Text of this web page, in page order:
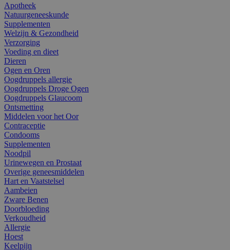
Apotheek
Natuurgeneeskunde
Supplementen
Welzijn & Gezondheid
Verzorging
Voeding en dieet
Dieren
Ogen en Oren
Oogdruppels allergie
Oogdruppels Droge Ogen
Oogdruppels Glaucoom
Ontsmetting
Middelen voor het Oor
Contraceptie
Condooms
Supplementen
Noodpil
Urinewegen en Prostaat
Overige geneesmiddelen
Hart en Vaatstelsel
Aambeien
Zware Benen
Doorbloeding
Verkoudheid
Allergie
Hoest
Keelpijn